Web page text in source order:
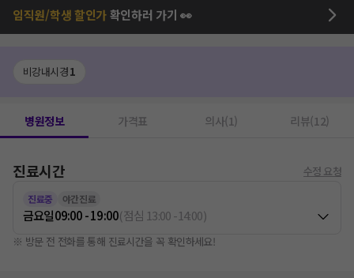
임직원/학생 할인가확인하러 가기 👀
비강내시경1
병원정보 가격표 의사(1) 리뷰(12)
진료시간 수정 요청
진료중 야간진료
금요일09:00 - 19:00(점심 13:00-14:00)
※ 방문 전 전화를 통해 진료시간을 꼭 확인하세요!